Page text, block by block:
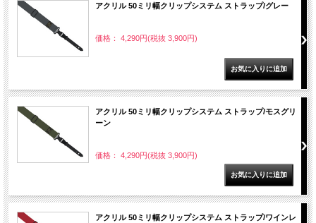
アクリル 50ミリ幅クリップシステム ストラップ/グレー
価格： 4,290円(税抜 3,900円)
アクリル 50ミリ幅クリップシステム ストラップ/モスグリ
ーン
価格： 4,290円(税抜 3,900円)
アクリル 50ミリ幅クリップシステム ストラップ/ワインレ